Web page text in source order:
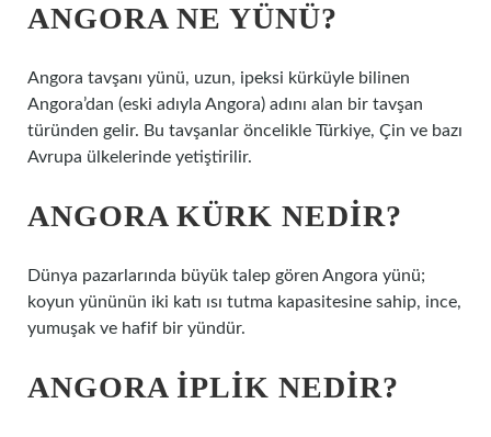
ANGORA NE YÜNÜ?
Angora tavşanı yünü, uzun, ipeksi kürküyle bilinen
Angora’dan (eski adıyla Angora) adını alan bir tavşan
türünden gelir. Bu tavşanlar öncelikle Türkiye, Çin ve bazı
Avrupa ülkelerinde yetiştirilir.
ANGORA KÜRK NEDIR?
Dünya pazarlarında büyük talep gören Angora yünü;
koyun yününün iki katı ısı tutma kapasitesine sahip, ince,
yumuşak ve hafif bir yündür.
ANGORA IPLIK NEDIR?